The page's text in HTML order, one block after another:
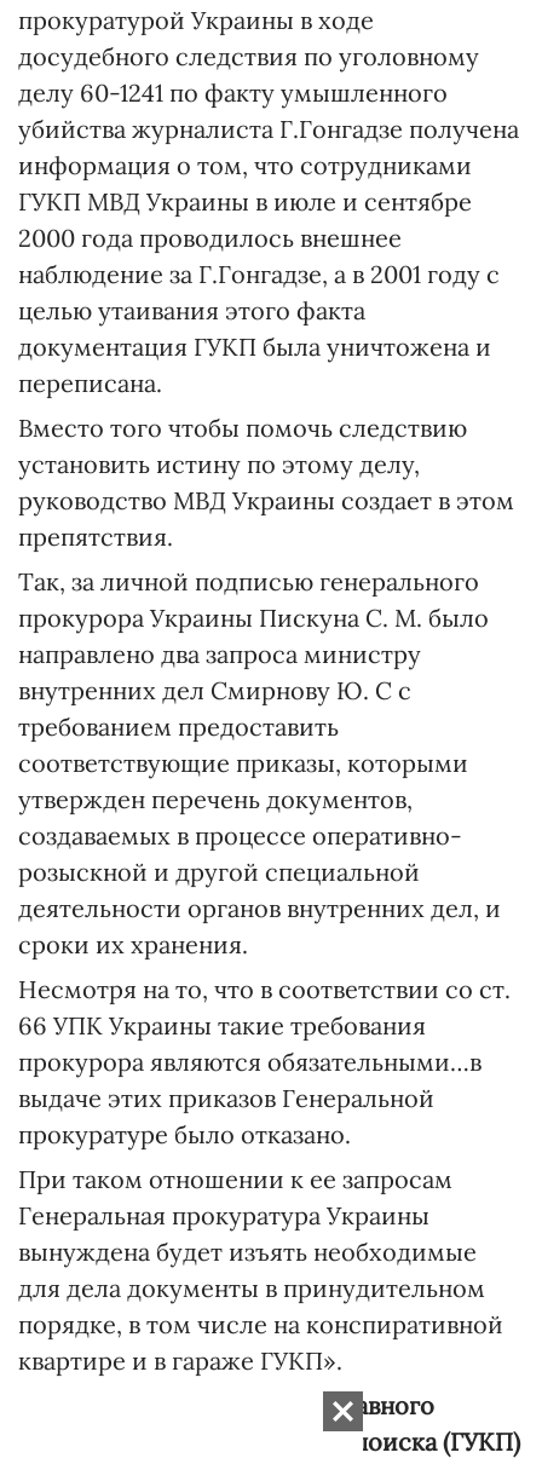
прокуратурой Украины в ходе
досудебного следствия по уголовному
делу 60-1241 по факту умышленного
убийства журналиста Г.Гонгадзе получена
информация о том, что сотрудниками
ГУКП МВД Украины в июле и сентябре
2000 года проводилось внешнее
наблюдение за Г.Гонгадзе, а в 2001 году с
целью утаивания этого факта
документация ГУКП была уничтожена и
переписана.
Вместо того чтобы помочь следствию
установить истину по этому делу,
руководство МВД Украины создает в этом
препятствия.
Так, за личной подписью генерального
прокурора Украины Пискуна С. М. было
направлено два запроса министру
внутренних дел Смирнову Ю. С с
требованием предоставить
соответствующие приказы, которыми
утвержден перечень документов,
создаваемых в процессе оперативно-
розыскной и другой специальной
деятельности органов внутренних дел, и
сроки их хранения.
Несмотря на то, что в соответствии со ст.
66 УПК Украины такие требования
прокурора являются обязательными…в
выдаче этих приказов Генеральной
прокуратуре было отказано.
При таком отношении к ее запросам
Генеральная прокуратура Украины
вынуждена будет изъять необходимые
для дела документы в принудительном
порядке, в том числе на конспиративной
квартире и в гараже ГУКП».
Из справки относительно Главного
управления криминального поиска (ГУКП)